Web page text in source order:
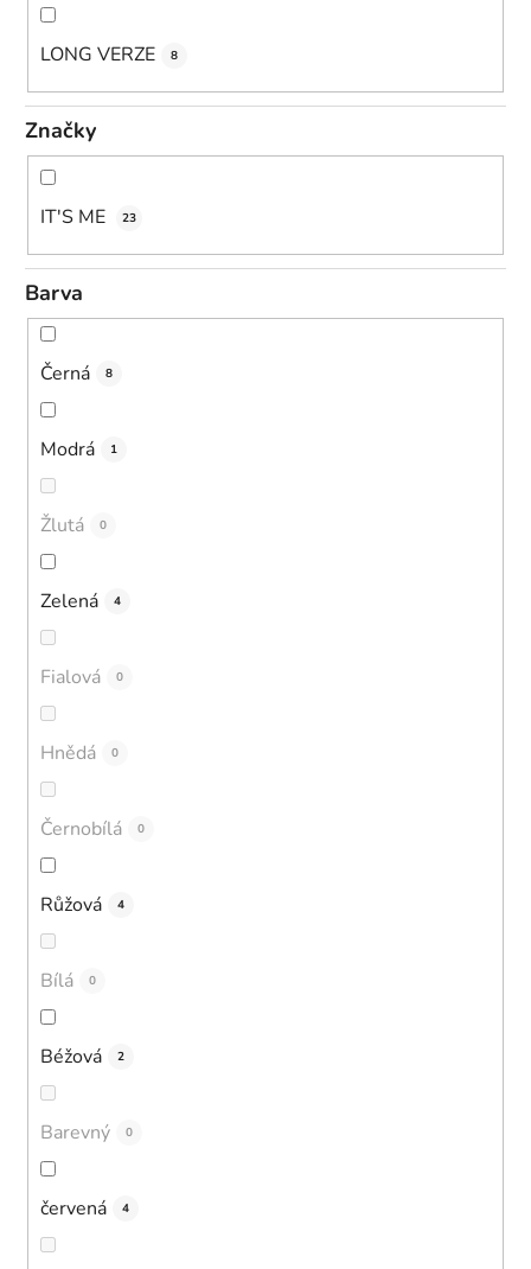
LONG VERZE 8
Značky
IT'S ME 23
Barva
Černá 8
Modrá 1
Žlutá 0
Zelená 4
Fialová 0
Hnědá 0
Černobílá 0
Růžová 4
Bílá 0
Béžová 2
Barevný 0
červená 4